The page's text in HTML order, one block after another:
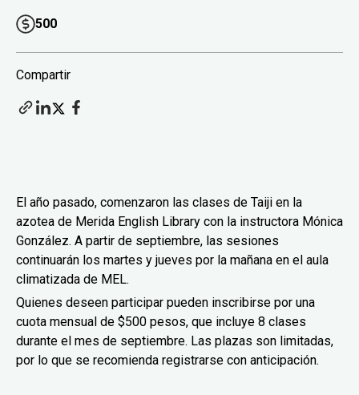
500
Compartir
El año pasado, comenzaron las clases de Taiji en la
azotea de Merida English Library con la instructora Mónica
González. A partir de septiembre, las sesiones
continuarán los martes y jueves por la mañana en el aula
climatizada de MEL.
Quienes deseen participar pueden inscribirse por una
cuota mensual de $500 pesos, que incluye 8 clases
durante el mes de septiembre. Las plazas son limitadas,
por lo que se recomienda registrarse con anticipación.